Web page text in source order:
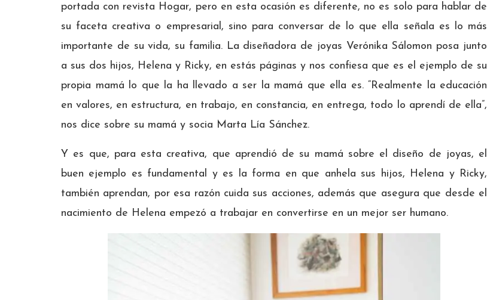
portada con revista Hogar, pero en esta ocasión es diferente, no es solo para hablar de
su faceta creativa o empresarial, sino para conversar de lo que ella señala es lo más
importante de su vida, su familia. La diseñadora de joyas Verónika Sálomon posa junto
a sus dos hijos, Helena y Ricky, en estás páginas y nos confiesa que es el ejemplo de su
propia mamá lo que la ha llevado a ser la mamá que ella es. “Realmente la educación
en valores, en estructura, en trabajo, en constancia, en entrega, todo lo aprendí de ella”,
nos dice sobre su mamá y socia Marta Lía Sánchez.
Y es que, para esta creativa, que aprendió de su mamá sobre el diseño de joyas, el
buen ejemplo es fundamental y es la forma en que anhela sus hijos, Helena y Ricky,
también aprendan, por esa razón cuida sus acciones, además que asegura que desde el
nacimiento de Helena empezó a trabajar en convertirse en un mejor ser humano.